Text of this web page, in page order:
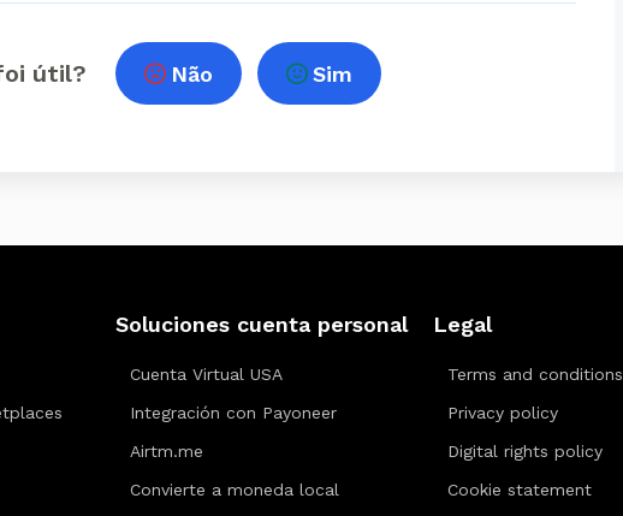
útil? Não Sim
Soluciones cuenta personal
Cuenta Virtual USA
Integración con Payoneer
Airtm.me
Convierte a moneda local
Legal
Terms and conditions
Privacy policy
Digital rights policy
Cookie statement